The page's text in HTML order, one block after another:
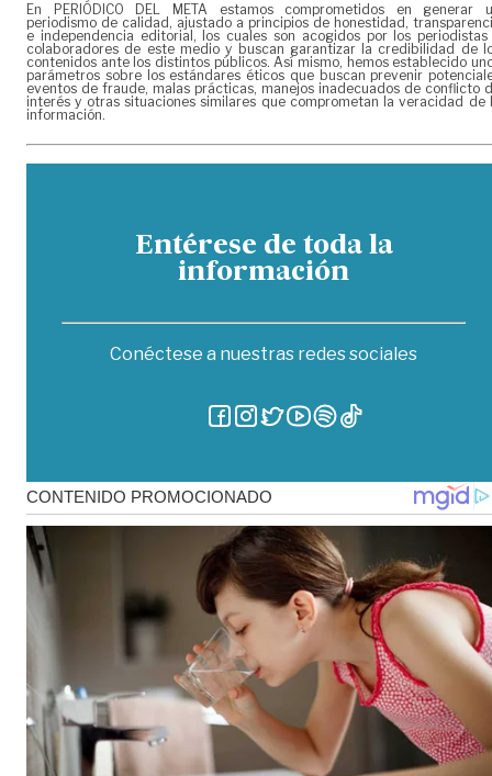
En PERIÓDICO DEL META estamos comprometidos en generar
periodismo de calidad, ajustado a principios de honestidad,
e independencia editorial, los cuales son acogidos por los periodistas
colaboradores de este medio y buscan garantizar la credibilidad de
contenidos ante los distintos públicos. Así mismo, hemos establecido
parámetros sobre los estándares éticos que buscan prevenir
eventos de fraude, malas prácticas, manejos inadecuados de conflicto
interés y otras situaciones similares que comprometan la veracidad de
información.
Entérese de toda la
información
Conéctese a nuestras redes sociales